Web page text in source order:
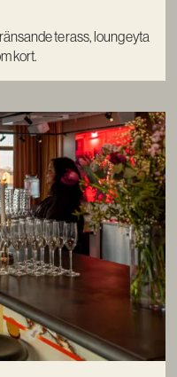
terass, loungeyta
kort.